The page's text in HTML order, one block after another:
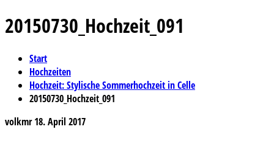
20150730_Hochzeit_091
Start
Hochzeiten
Hochzeit: Stylische Sommerhochzeit in Celle
20150730_Hochzeit_091
volkmr 18. April 2017